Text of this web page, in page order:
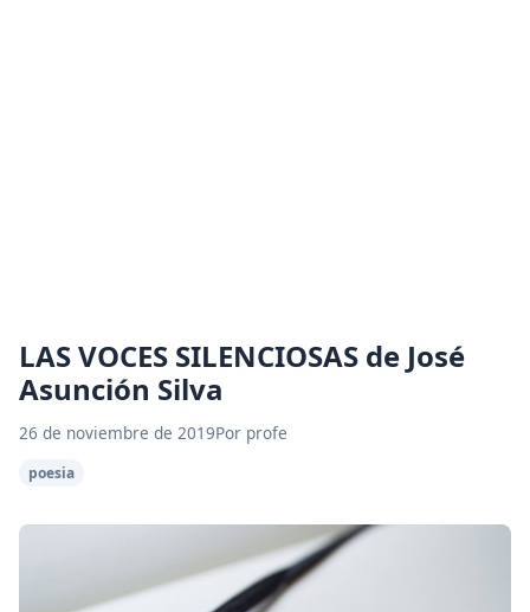
LAS VOCES SILENCIOSAS de José
Asunción Silva
26 de noviembre de 2019Por profe
poesia